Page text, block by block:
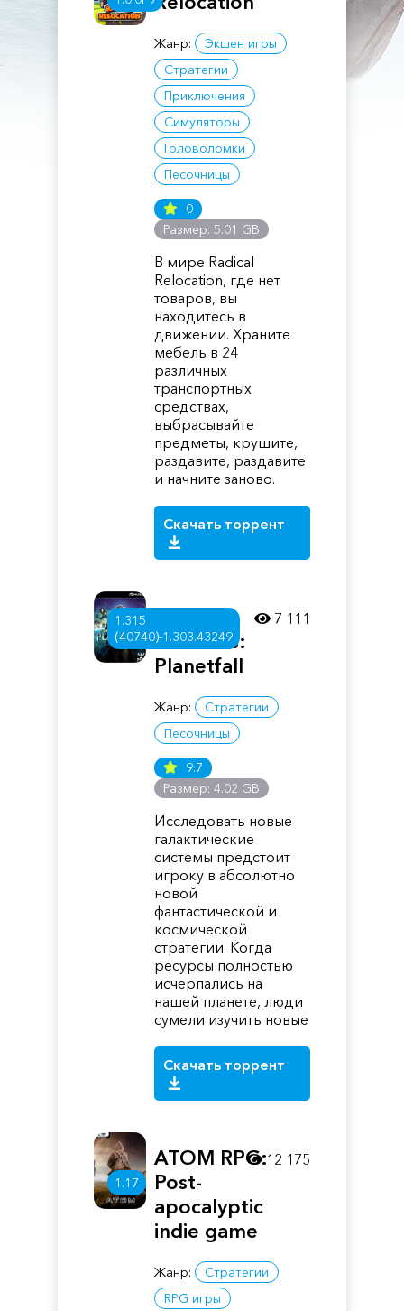
Жанр:
Экшен игры
Стратегии
Приключения
Симуляторы
Головоломки
Песочницы
0
Размер: 5.01 GB
В мире Radical
Relocation, где нет
товаров, вы
находитесь в
движении. Храните
мебель в 24
различных
транспортных
средствах,
выбрасывайте
предметы, крушите,
раздавите, раздавите
и начните заново.
Скачать торрент
1.315
(40740)-1.303.43249
Wonders:
Planetfall
Жанр:
Стратегии
Песочницы
9.7
Размер: 4.02 GB
Исследовать новые
галактические
системы предстоит
игроку в абсолютно
новой
фантастической и
космической
стратегии. Когда
ресурсы полностью
исчерпались на
нашей планете, люди
сумели изучить новые
Скачать торрент
7 111
1.17
ATOM RPG:
Post-
apocalyptic
indie game
Жанр:
Стратегии
RPG игры
12 175